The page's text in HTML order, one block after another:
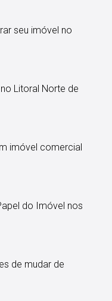
seu imóvel no
Litoral Norte de
imóvel comercial
do Imóvel nos
de mudar de